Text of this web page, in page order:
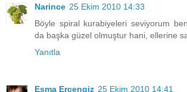
Narince 25 Ekim 2010 14:33
Böyle spiral kurabiyeleri seviyorum
da başka güzel olmuştur hani, ellerine
Yanıtla
Esma Ercengiz 25 Ekim 2010 14:41